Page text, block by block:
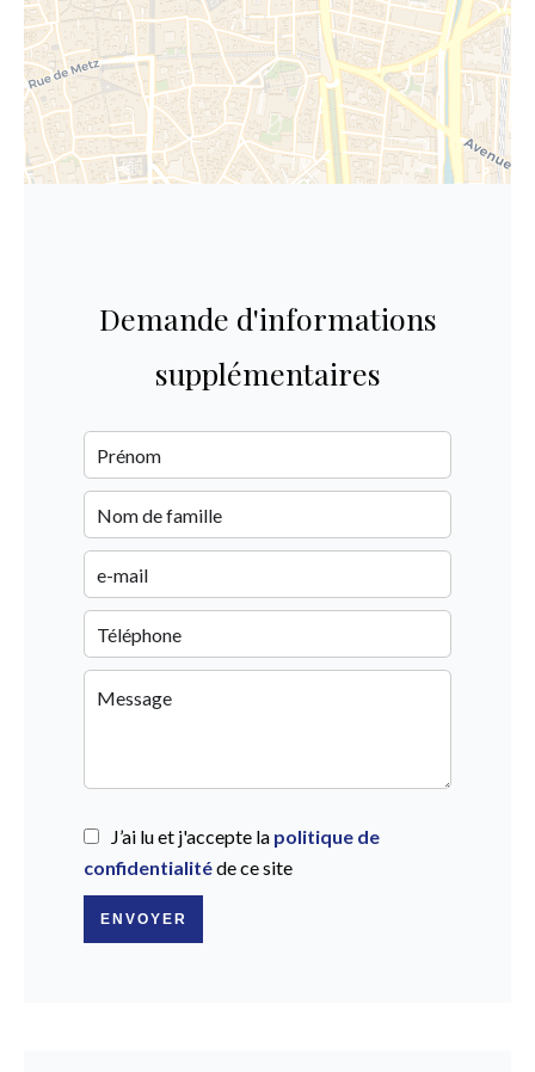
Demande d'informations
supplémentaires
J’ai lu et j'accepte la politique de
confidentialitéde ce site
ENVOYER